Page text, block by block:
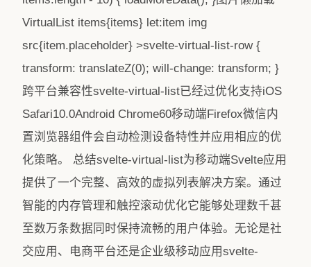
VirtualList items{items} let:item img
src{item.placeholder} >svelte-virtual-list-row {
transform: translateZ(0); will-change: transform; }
跨平台兼容性svelte-virtual-list已经过优化支持iOS
Safari10.0Android Chrome60移动端Firefox微信内
置浏览器组件会自动检测设备特性并应用相应的优
化策略。 总结svelte-virtual-list为移动端Svelte应用
提供了一个完整、高效的虚拟列表解决方案。通过
智能的内存管理和触控滚动优化它能够处理数千甚
至数万条数据同时保持流畅的用户体验。无论是社
交应用、电商平台还是企业级移动应用svelte-